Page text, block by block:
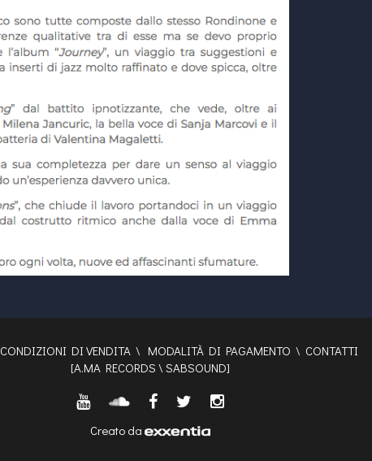
CONDIZIONI DI VENDITA \ MODALITÀ DI PAGAMENTO \ CONTATTI
[A.MA RECORDS \ SABSOUND]
Creato da